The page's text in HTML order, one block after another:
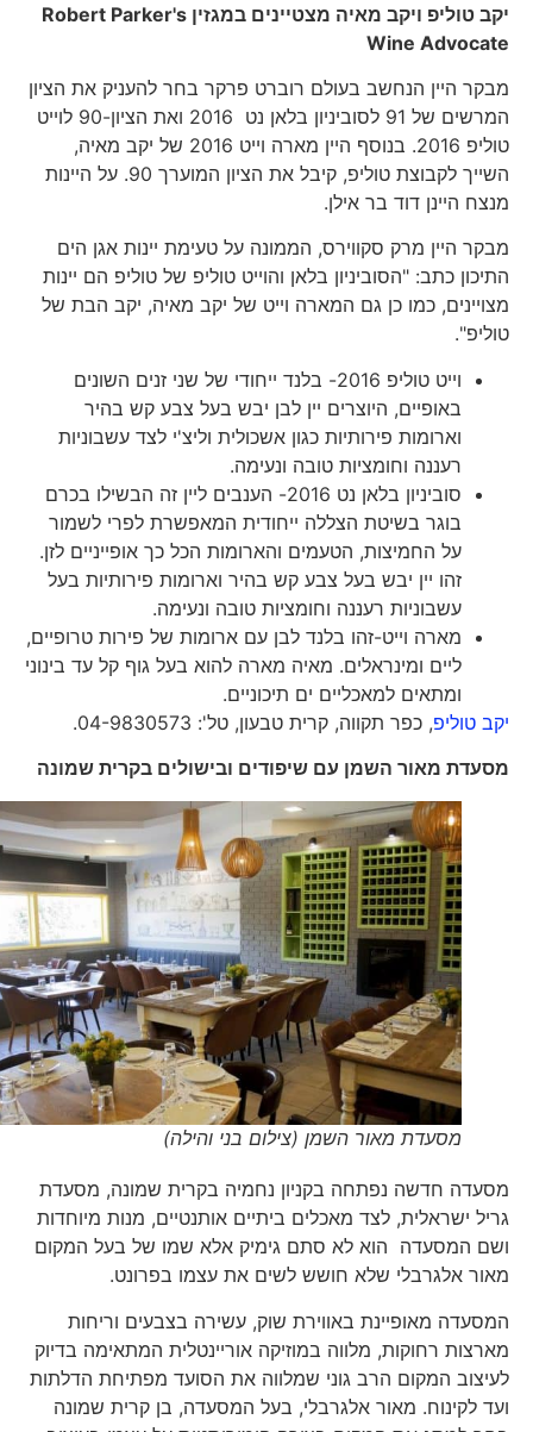
יקב טוליפ ויקב מאיה מצטיינים במגזיןRobert Parker's
Wine Advocate
מבקר היין הנחשב בעולם רוברט פרקר בחר להעניק את הציון
המרשים של 91 לסוביניון בלאן נט 2016 ואת הציון-90 לוייט
טוליפ 2016. בנוסף היין מארה וייט 2016 של יקב מאיה,
השייך לקבוצת טוליפ, קיבל את הציון המוערך 90. על היינות
מנצח היינן דוד בר אילן.
מבקר היין מרק סקווירס, הממונה על טעימת יינות אגן הים
התיכון כתב: "הסוביניון בלאן והוייט טוליפ של טוליפ הם יינות
מצויינים, כמו כן גם המארה וייט של יקב מאיה, יקב הבת של
טוליפ".
וייט טוליפ 2016- בלנד ייחודי של שני זנים השונים
באופיים, היוצרים יין לבן יבש בעל צבע קש בהיר
וארומות פירותיות כגון אשכולית וליצ'י לצד עשבוניות
רעננה וחומציות טובה ונעימה.
סוביניון בלאן נט 2016- הענבים ליין זה הבשילו בכרם
בוגר בשיטת הצללה ייחודית המאפשרת לפרי לשמור
על החמיצות, הטעמים והארומות הכל כך אופייניים לזן.
זהו יין יבש בעל צבע קש בהיר וארומות פירותיות בעל
עשבוניות רעננה וחומציות טובה ונעימה.
מארה וייט-זהו בלנד לבן עם ארומות של פירות טרופיים,
ליים ומינראלים. מאיה מארה להוא בעל גוף קל עד בינוני
ומתאים למאכליים ים תיכוניים.
יקב טוליפ, כפר תקווה, קרית טבעון, טל': 04-9830573.
מסעדת מאור השמן עם שיפודים ובישולים בקרית שמונה
מסעדת מאור השמן (צילום בני והילה)
מסעדה חדשה נפתחה בקניון נחמיה בקרית שמונה, מסעדת
גריל ישראלית, לצד מאכלים ביתיים אותנטיים, מנות מיוחדות
ושם המסעדה הוא לא סתם גימיק אלא שמו של בעל המקום
מאור אלגרבלי שלא חושש לשים את עצמו בפרונט.
המסעדה מאופיינת באווירת שוק, עשירה בצבעים וריחות
מארצות רחוקות, מלווה במוזיקה אוריינטלית המתאימה בדיוק
לעיצוב המקום הרב גוני שמלווה את הסועד מפתיחת הדלתות
ועד לקינוח. מאור אלגרבלי, בעל המסעדה, בן קרית שמונה